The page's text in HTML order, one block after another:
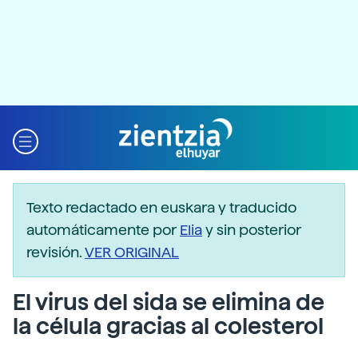
Texto redactado en euskara y traducido
automáticamente porEliay sin posterior
revisión.VER ORIGINAL
El virus del sida se elimina de
la célula gracias al colesterol